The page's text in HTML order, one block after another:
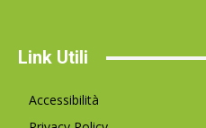
Link Utili
Accessibilità